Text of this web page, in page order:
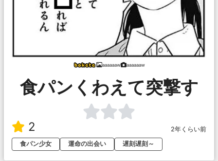
aaaaaaw aaaaaaw
食パンくわえて突撃す
2
2年くらい前
食パン少女
運命の出会い 遅刻遅刻～